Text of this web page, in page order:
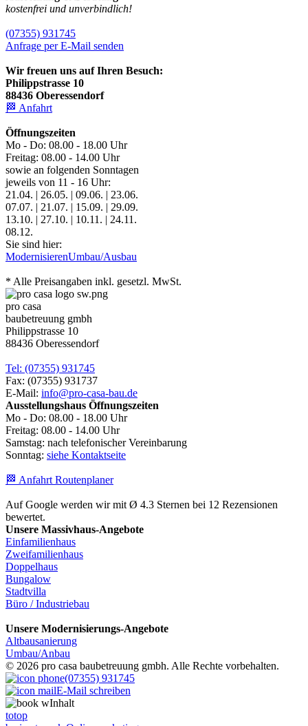
kostenfrei und unverbindlich!
(07355) 931745
Anfrage per E-Mail senden
Wir freuen uns auf Ihren Besuch:
Philippstrasse 10
88436 Oberessendorf
🏁 Anfahrt
Öffnungszeiten
Mo - Do: 08.00 - 18.00 Uhr
Freitag: 08.00 - 14.00 Uhr
sowie an folgenden Sonntagen
jeweils von 11 - 16 Uhr:
21.04. | 26.05. | 09.06. | 23.06.
07.07. | 21.07. | 15.09. | 29.09.
13.10. | 27.10. | 10.11. | 24.11.
08.12.
Sie sind hier:
ModernisierenUmbau/Ausbau
* Alle Preisangaben inkl. gesetzl. MwSt.
pro casa
baubetreuung gmbh
Philippstrasse 10
88436 Oberessendorf
Tel: (07355) 931745
Fax: (07355) 931737
E-Mail: info@pro-casa-bau.de
Ausstellungshaus Öffnungszeiten
Mo - Do: 08.00 - 18.00 Uhr
Freitag: 08.00 - 14.00 Uhr
Samstag: nach telefonischer Vereinbarung
Sonntag: siehe Kontaktseite
🏁 Anfahrt Routenplaner
Auf Google werden wir mit Ø 4.3 Sternen bei 12 Rezensionen
bewertet.
Unsere Massivhaus-Angebote
Einfamilienhaus
Zweifamilienhaus
Doppelhaus
Bungalow
Stadtvilla
Büro / Industriebau
Unsere Modernisierungs-Angebote
Altbausanierung
Umbau/Anbau
© 2026 pro casa baubetreuung gmbh. Alle Rechte vorbehalten.
(07355) 931745
E-Mail schreiben
Inhalt
totop